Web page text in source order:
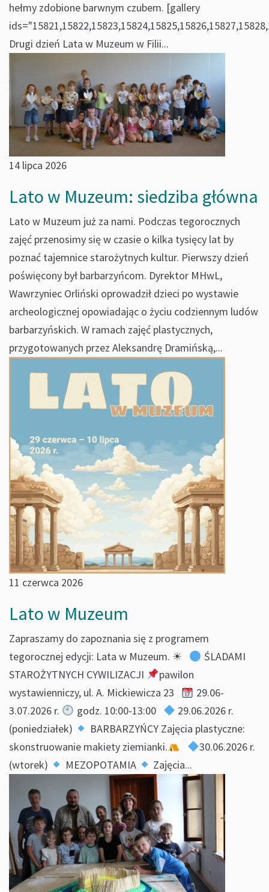
hełmy zdobione barwnym czubem. [gallery
Drugi dzień Lata w Muzeum w Filii...
14 lipca 2026
Lato w Muzeum: siedziba główna
Lato w Muzeum już za nami. Podczas tegorocznych
zajęć przenosimy się w czasie o kilka tysięcy lat by
poznać tajemnice starożytnych kultur. Pierwszy dzień
poświęcony był barbarzyńcom. Dyrektor MHwL,
Wawrzyniec Orliński oprowadził dzieci po wystawie
archeologicznej opowiadając o życiu codziennym ludów
barbarzyńskich. W ramach zajęć plastycznych,
przygotowanych przez Aleksandrę Dramińską,...
11 czerwca 2026
Lato w Muzeum
Zapraszamy do zapoznania się z programem
tegorocznej edycji: Lata w Muzeum. ☀
ŚLADAMI
STAROŻYTNYCH CYWILIZACJI
pawilon
wystawienniczy, ul. A. Mickiewicza 23
29.06-
3.07.2026 r.
godz. 10:00-13:00
29.06.2026 r.
(poniedziałek)
BARBARZYŃCY Zajęcia plastyczne:
skonstruowanie makiety ziemianki.
30.06.2026 r.
(wtorek)
MEZOPOTAMIA Zajęcia...